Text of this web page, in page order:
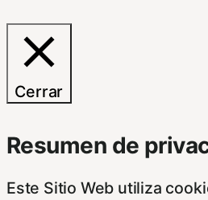
Cerrar
Resumen de
Este Sitio Web utiliza